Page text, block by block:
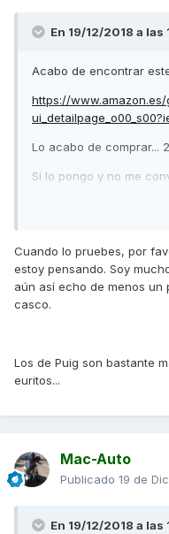
En 19/12/2018 a las
Acabo de encontrar
https://
Lo acabo de comprar...
Si lo pongo y no me
como soy un ansias...
En cuanto lo monte os
Cuando lo pruebes, por
estoy pensando. Soy
aún así echo de menos
casco.
Los de Puig son bastante
euritos...
Mac-Auto
Publicado 19 de
En 19/12/2018 a las